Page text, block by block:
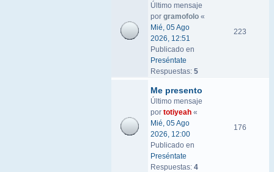
Último mensaje
por gramofolo «
Mié, 05 Ago
2026, 12:51
Publicado en
Preséntate
Respuestas: 5
223
Me presento
Último mensaje
por totiyeah «
Mié, 05 Ago
2026, 12:00
Publicado en
Preséntate
Respuestas: 4
176